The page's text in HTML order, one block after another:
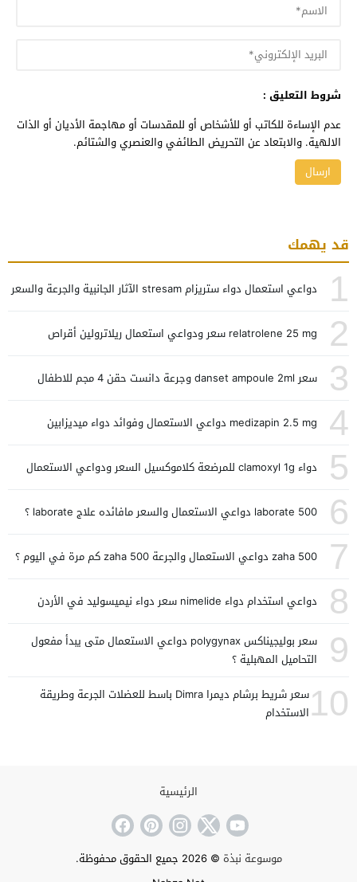
شروط التعليق :
عدم الإساءة للكاتب أو للأشخاص أو للمقدسات أو مهاجمة الأديان أو الذات
الالهية. والابتعاد عن التحريض الطائفي والعنصري والشتائم.
قد يهمك
1 دواعي استعمال دواء ستريزام stresam الآثار الجانبية والجرعة والسعر
2 relatrolene 25 mg سعر ودواعي استعمال ريلاترولين أقراص
3 سعر danset ampoule 2ml وجرعة دانست حقن 4 مجم للاطفال
4 medizapin 2.5 mg دواعي الاستعمال وفوائد دواء ميديزابين
5 دواء clamoxyl 1g للمرضعة كلاموكسيل السعر ودواعي الاستعمال
6 laborate 500 دواعي الاستعمال والسعر مافائده علاج laborate ؟
7 zaha 500 دواعي الاستعمال والجرعة zaha 500 كم مرة في اليوم ؟
8 دواعي استخدام دواء nimelide سعر دواء نيميسوليد في الأردن
9
سعر بوليجيناكس polygynax دواعي الاستعمال متى يبدأ مفعول
التحاميل المهبلية ؟
10
سعر شريط برشام ديمرا Dimra باسط للعضلات الجرعة وطريقة
الاستخدام
الرئيسية
موسوعة نبذة © 2026 جميع الحقوق محفوظة.